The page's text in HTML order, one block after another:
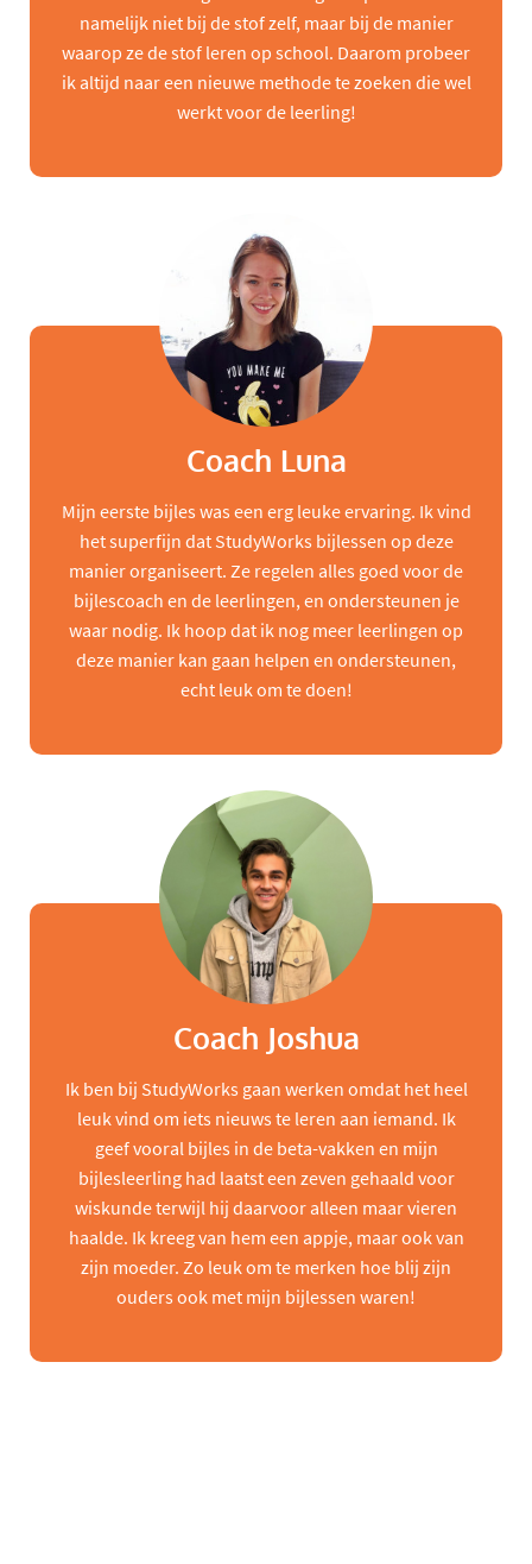
namelijk niet bij de stof zelf, maar bij de manier
waarop ze de stof leren op school. Daarom probeer
ik altijd naar een nieuwe methode te zoeken die wel
werkt voor de leerling!
Coach Luna
Mijn eerste bijles was een erg leuke ervaring. Ik vind
het superfijn dat StudyWorks bijlessen op deze
manier organiseert. Ze regelen alles goed voor de
bijlescoach en de leerlingen, en ondersteunen je
waar nodig. Ik hoop dat ik nog meer leerlingen op
deze manier kan gaan helpen en ondersteunen,
echt leuk om te doen!
Coach Joshua
Ik ben bij StudyWorks gaan werken omdat het heel
leuk vind om iets nieuws te leren aan iemand. Ik
geef vooral bijles in de beta-vakken en mijn
bijlesleerling had laatst een zeven gehaald voor
wiskunde terwijl hij daarvoor alleen maar vieren
haalde. Ik kreeg van hem een appje, maar ook van
zijn moeder. Zo leuk om te merken hoe blij zijn
ouders ook met mijn bijlessen waren!